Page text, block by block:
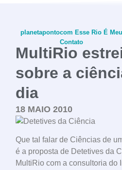
planetapontocom Esse Rio É Meu
Contato
MultiRio
sobre a
dia
18 MAIO 2010
Que tal falar de Ciências de
é a proposta de Detetives da
MultiRio com a consultoria do